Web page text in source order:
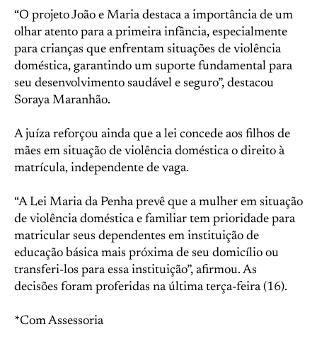
“O projeto João e Maria destaca a importância de um
olhar atento para a primeira infância, especialmente
para crianças que enfrentam situações de violência
doméstica, garantindo um suporte fundamental para
seu desenvolvimento saudável e seguro”, destacou
Soraya Maranhão.
A juíza reforçou ainda que a lei concede aos filhos de
mães em situação de violência doméstica o direito à
matrícula, independente de vaga.
“A Lei Maria da Penha prevê que a mulher em situação
de violência doméstica e familiar tem prioridade para
matricular seus dependentes em instituição de
educação básica mais próxima de seu domicílio ou
transferi-los para essa instituição”, afirmou. As
decisões foram proferidas na última terça-feira (16).
*Com Assessoria